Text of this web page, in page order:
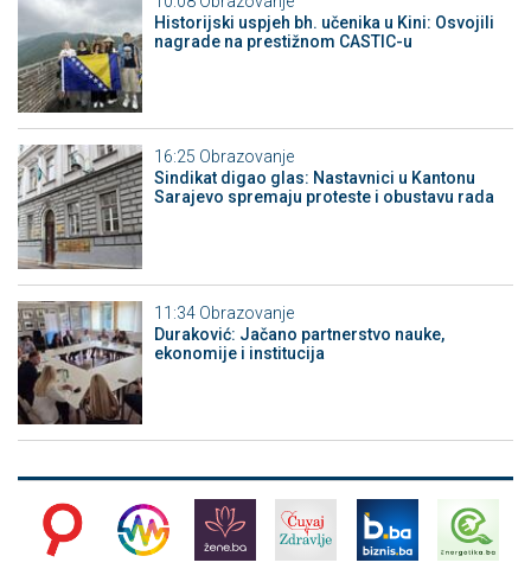
Historijski uspjeh bh. učenika u Kini: Osvojili
nagrade na prestižnom CASTIC-u
16:25 Obrazovanje
Sindikat digao glas: Nastavnici u Kantonu
Sarajevo spremaju proteste i obustavu rada
11:34 Obrazovanje
Duraković: Jačano partnerstvo nauke,
ekonomije i institucija